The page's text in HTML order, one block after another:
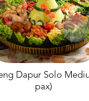
Solo Medium